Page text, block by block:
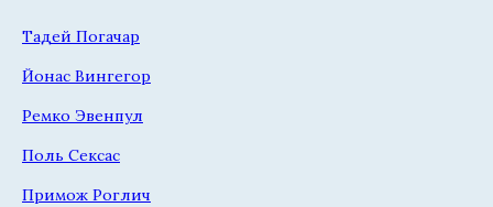
Тадей Погачар
Йонас Вингегор
Ремко Эвенпул
Поль Сексас
Примож Роглич